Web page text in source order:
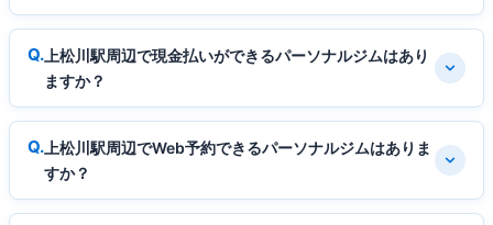
上松川駅周辺で現金払いができるパーソナルジムはあり
ますか？
上松川駅周辺でWeb予約できるパーソナルジムはありま
すか？